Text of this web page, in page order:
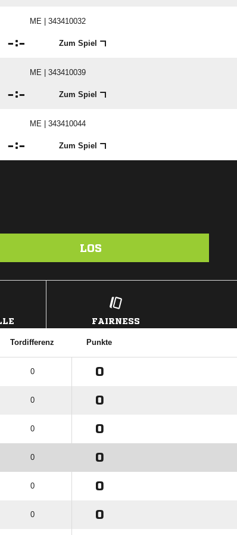
ME | 343410032
: Zum Spiel
ME | 343410039
: Zum Spiel
ME | 343410044
: Zum Spiel
LOS
FAIRNESS
Tordifferenz Punkte
0 0
0 0
0 0
0 0
0 0
0 0